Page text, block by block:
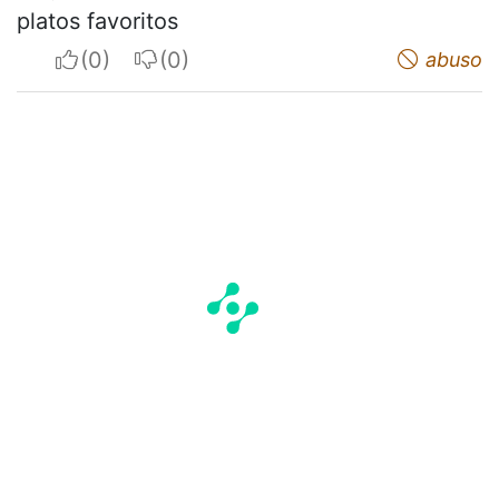
platos favoritos
I apreciateI do not appreciate abuso